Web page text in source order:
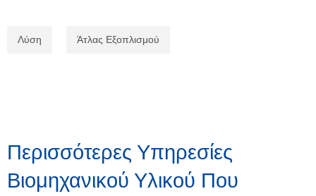
Λύση Άτλας Εξοπλισμού
Περισσότερες Υπηρεσίες
Βιομηχανικού Υλικού Που